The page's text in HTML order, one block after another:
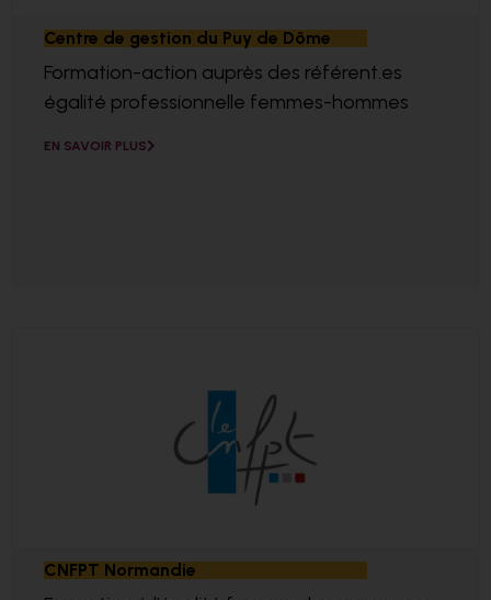
Centre de gestion du Puy de Dôme
Formation-action auprès des référent.es
égalité professionnelle femmes-hommes
EN SAVOIR PLUS
CNFPT Normandie